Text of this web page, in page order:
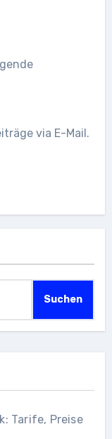
via E-Mail.
Suchen
Tarife, Preise